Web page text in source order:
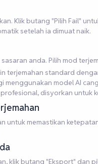
Klik butang "Pilih Fail"
setelah ia dimuat naik.
anda. Pilih mod
terjemahan standard
menggunakan model AI
profesional, disyorkan untuk
untuk memastikan
klik butang "Eksport" dan